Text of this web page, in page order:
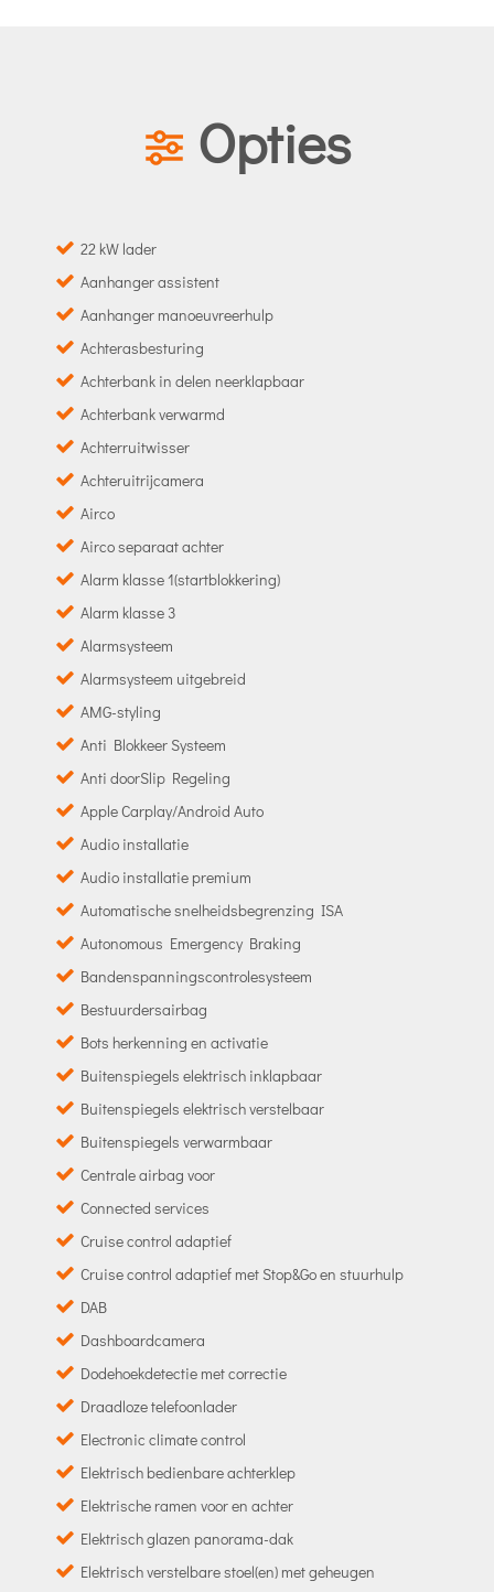
Opties
22 kW lader
Aanhanger assistent
Aanhanger manoeuvreerhulp
Achterasbesturing
Achterbank in delen neerklapbaar
Achterbank verwarmd
Achterruitwisser
Achteruitrijcamera
Airco
Airco separaat achter
Alarm klasse 1(startblokkering)
Alarm klasse 3
Alarmsysteem
Alarmsysteem uitgebreid
AMG-styling
Anti Blokkeer Systeem
Anti doorSlip Regeling
Apple Carplay/Android Auto
Audio installatie
Audio installatie premium
Automatische snelheidsbegrenzing ISA
Autonomous Emergency Braking
Bandenspanningscontrolesysteem
Bestuurdersairbag
Bots herkenning en activatie
Buitenspiegels elektrisch inklapbaar
Buitenspiegels elektrisch verstelbaar
Buitenspiegels verwarmbaar
Centrale airbag voor
Connected services
Cruise control adaptief
Cruise control adaptief met Stop&Go en stuurhulp
DAB
Dashboardcamera
Dodehoekdetectie met correctie
Draadloze telefoonlader
Electronic climate control
Elektrisch bedienbare achterklep
Elektrische ramen voor en achter
Elektrisch glazen panorama-dak
Elektrisch verstelbare stoel(en) met geheugen